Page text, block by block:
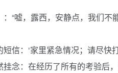
：“嘘，露西，安静点，我们
信：‘家里紧急情况；请尽快
念：在经历了所有的考验后